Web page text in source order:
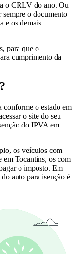
o CRLV do ano. Ou
sempre o documento
e os demais
para que o
cumprimento da
conforme o estado em
o site do seu
do IPVA em
os veículos com
em Tocantins, os com
o imposto. Em
auto para isenção é